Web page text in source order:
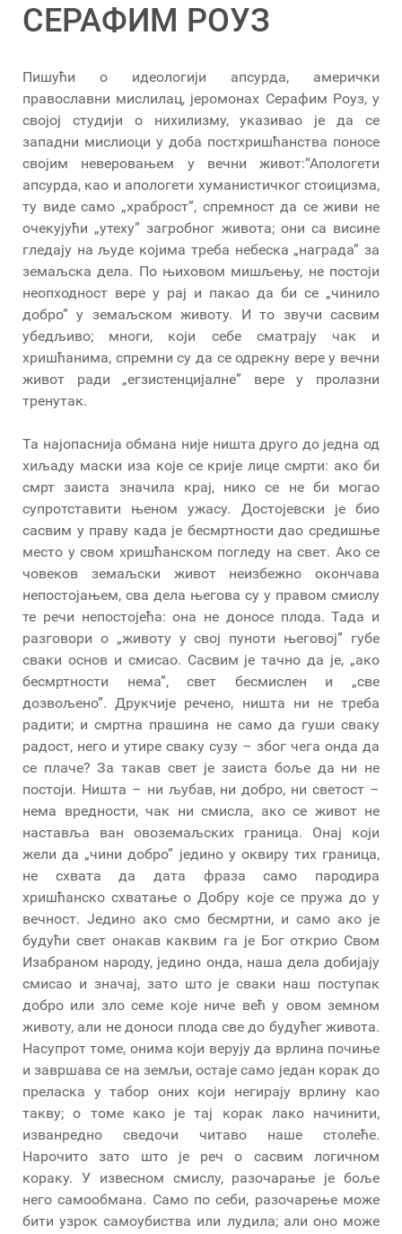
СЕРАФИМ РОУЗ
Пишући о идеологији апсурда, амерички
православни мислилац, јеромонах Серафим Роуз, у
својој студији о нихилизму, указивао је да се
западни мислиоци у доба постхришћанства поносе
својим неверовањем у вечни живот:“Апологети
апсурда, као и апологети хуманистичког стоицизма,
ту виде само „храброст”, спремност да се живи не
очекујући „утеху” загробног живота; они са висине
гледају на људе којима треба небеска „награда” за
земаљска дела. По њиховом мишљењу, не постоји
неопходност вере у рај и пакао да би се „чинило
добро” у земаљском животу. И то звучи сасвим
убедљиво; многи, који себе сматрају чак и
хришћанима, спремни су да се одрекну вере у вечни
живот ради „егзистенцијалне” вере у пролазни
тренутак.
Та најопаснија обмана није ништа друго до једна од
хиљаду маски иза које се крије лице смрти: ако би
смрт заиста значила крај, нико се не би могао
супротставити њеном ужасу. Достојевски је био
сасвим у праву када је бесмртности дао средишње
место у свом хришћанском погледу на свет. Ако се
човеков земаљски живот неизбежно окончава
непостојањем, сва дела његова су у правом смислу
те речи непостојећа: она не доносе плода. Тада и
разговори о „животу у свој пуноти његовој” губе
сваки основ и смисао. Сасвим је тачно да је, „ако
бесмртности нема”, свет бесмислен и „све
дозвољено”. Друкчије речено, ништа ни не треба
радити; и смртна прашина не само да гуши сваку
радост, него и утире сваку сузу – због чега онда да
се плаче? За такав свет је заиста боље да ни не
постоји. Ништа – ни љубав, ни добро, ни светост –
нема вредности, чак ни смисла, ако се живот не
наставља ван овоземаљских граница. Онај који
жели да „чини добро” једино у оквиру тих граница,
не схвата да дата фраза само пародира
хришћанско схватање о Добру које се пружа до у
вечност. Једино ако смо бесмртни, и само ако је
будући свет онакав каквим га је Бог открио Свом
Изабраном народу, једино онда, наша дела добијају
смисао и значај, зато што је сваки наш поступак
добро или зло семе које ниче већ у овом земном
животу, али не доноси плода све до будућег живота.
Насупрот томе, онима који верују да врлина почиње
и завршава се на земљи, остаје само један корак до
преласка у табор оних који негирају врлину као
такву; о томе како је тај корак лако начинити,
изванредно сведочи читаво наше столеће.
Нарочито зато што је реч о сасвим логичном
кораку. У извесном смислу, разочарање је боље
него самообмана. Само по себи, разочарење може
бити узрок самоубиства или лудила; али оно може